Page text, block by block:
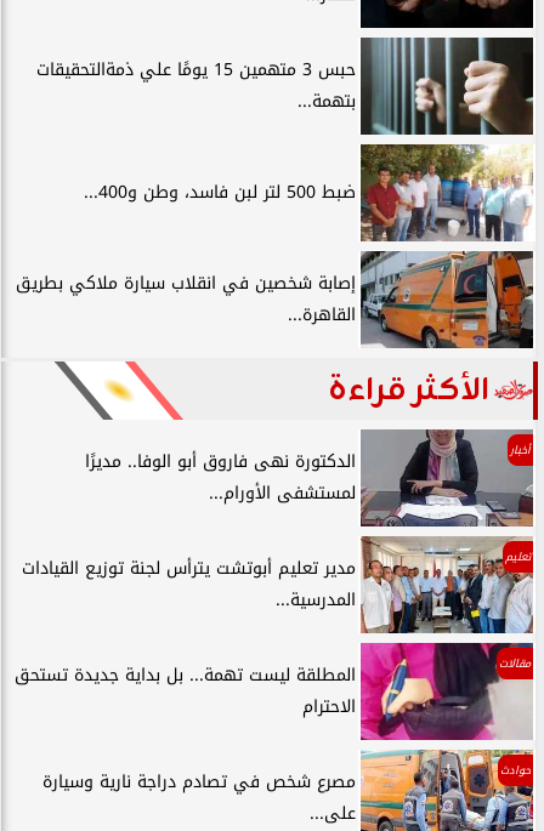
حبس 3 متهمين 15 يومًا علي ذمةالتحقيقات
بتهمة...
ضبط 500 لتر لبن فاسد، وطن و400...
إصابة شخصين في انقلاب سيارة ملاكي بطريق
القاهرة...
الأكثر قراءة
أخبار
الدكتورة نهى فاروق أبو الوفا.. مديرًا
لمستشفى الأورام...
تعليم
مدير تعليم أبوتشت يترأس لجنة توزيع القيادات
المدرسية...
مقالات
المطلقة ليست تهمة... بل بداية جديدة تستحق
الاحترام
حوادث
مصرع شخص في تصادم دراجة نارية وسيارة
على...